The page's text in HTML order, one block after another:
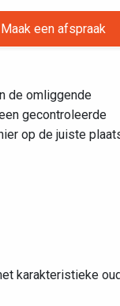
Maak een afspraak
de omliggende
gecontroleerde
op de juiste
karakteristieke